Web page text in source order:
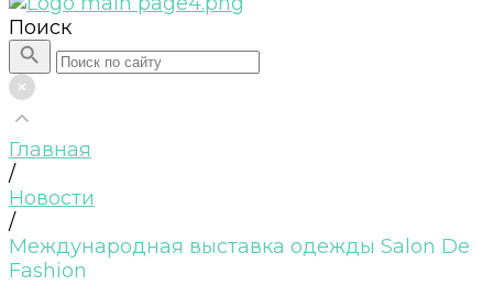
Поиск
Главная
/
Новости
/
Международная выставка одежды Salon De
Fashion